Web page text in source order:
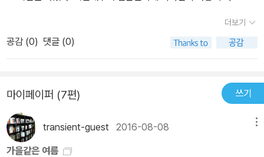
양을 내세울 것”이라는 대목에서 시모네의 예리한 평론이 돋보인다.
“ ‘태양 아래 새로운 것은 없다’는 말이 인간 사회의 진실을 반영하고
있다는 점에는 찬성해요. 하지만 그렇다고 포기한 채 아무것도 안 할
하기 위해 절대적인 직업조차 갖기가 힘든 세대예요.” (본문 329~3
30쪽) 이와 함께 실업문제를 다룬 [폴링 다운](1993) 역시 인생을
파멸로 몰고 가는 주인공을 통해 실업이 그저 단순히 생활수단을 빼
앗기는 정도가 아니라 개인의 존엄성과 사회문제로 커질 수 있다는
많은 남자의 두 가지 타입 같은 챕터) 그래도조금은 맥이 빠진다.아마
도 그건 순전히 내 짐작인데 사랑하는 아들을 위한 시오노 나나미의
배려가 아닐까 한다. 한때 영화산업에 종사하였다지만 지금은 그저 3
어 있다)로 추정되는 아들을 저술가로 데뷔시키기 위해 엄마가 자신
의 네임 밸류를 이용한게 아닐까 하는.... 솔직히 안토니오 시모네라는
시오노 나나미 '아드님'이 전하는 영화촬영 현장의 뒷얘기라든지 영화
에 대한 견해를 듣고 싶어 많은 이들이 이 책을 사서 보지는 않을텐데
이나 정곡을 찌르는 이야기들이 무척이나 진실되게 다가왔다. 그래서
더 재미있었던 것인지도 모르고.책 표지를 보면 총 네편의 영화의 한
재미있게 봤고 좋아하는 영화라 참 반갑다. 특히로미오와 줄리엣에서
줄리엣 역할을 맡은 올리비아 핫세는 내게 있어 영원한 줄리엣이다.
줄리엣하면 올리비아 핫세, 올리비아 핫세라고 하면 줄리엣. 나에게
다른 줄리엣은 필요없달까. 그리고흑백영화라고 하면 오드리 햅번이
다. 난 고전을 꽤 좋아해서 오드리 햅번이 등장하는 영화는 거의 다 봤
말미는 클린트 이스트우드 감독의 영화로 마무리를 지었다. 영화 아
버지의 이름으로와 이오지마에서 온 편지는 반드시 보아야 할 걸작이
라는데 동의한다. 밀리언 박스 베이비 역시 .....
더보기
공감 (0) 댓글 (0)
마이페이퍼 (7편) 쓰기
transient-guest 2016-08-08
가을같은 여름